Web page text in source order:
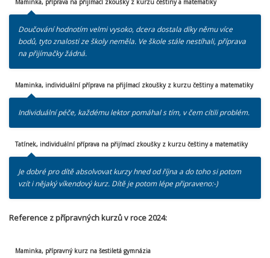
Doučování hodnotím velmi vysoko, dcera dostala díky němu více
bodů, tyto znalosti ze školy neměla. Ve škole stále nestíhali, příprava
na přijímačky žádná.
Maminka, individuální příprava na přijímací zkoušky z kurzu češtiny a matematiky
Individuální péče, každému lektor pomáhal s tím, v čem cítili problém.
Tatínek, individuální příprava na přijímací zkoušky z kurzu češtiny a matematiky
Je dobré pro dítě absolvovat kurzy hned od října a do toho si potom
vzít i nějaký víkendový kurz. Dítě je potom lépe připraveno:-)
Reference z přípravných kurzů v roce 2024:
Maminka, přípravný kurz na šestiletá gymnázia